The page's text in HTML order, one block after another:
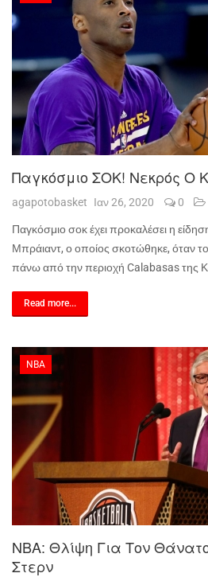
Παγκόσμιο ΣΟΚ! Νεκρός Ο
agapotobasket Ιαν 26, 2020 0
Παγκόσμιο σοκ έχει προκαλέσει η
Μπράιαντ, ο οποίος σκοτώθηκε, όταν
πάνω από την περιοχή Calabasas της
Read more...
NBA
ΝΒΑ: Θλίψη Για Τον
Στερν